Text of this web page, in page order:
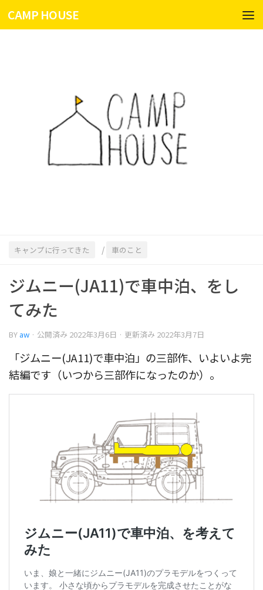
コンテンツへスキップ
CAMP HOUSE
キャンプに行ってきた / 車のこと
ジムニー(JA11)で車中泊、をし
てみた
BY aw · 公開済み 2022年3月6日 · 更新済み 2022年3月7日
「ジムニー(JA11)で車中泊」の三部作、いよいよ完
結編です（いつから三部作になったのか）。